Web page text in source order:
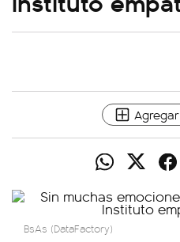
BsAs (DataFactory)